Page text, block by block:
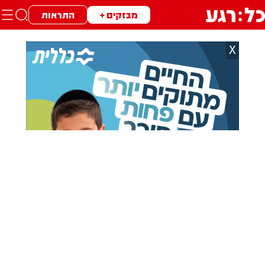
מבזקים + התראות
X